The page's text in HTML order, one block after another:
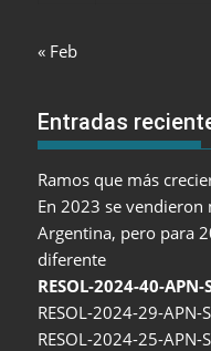
« Feb
Entradas
Ramos que más
En 2023 se
Argentina, pero para
diferente
RESOL-2024-40-APN-
RESOL-2024-29-
RESOL-2024-25-